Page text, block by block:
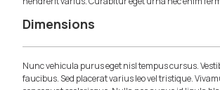
Dimensions
Nunc vehicula purus eget nisl tempus cursus.
faucibus. Sed placerat varius leo vel tristique.